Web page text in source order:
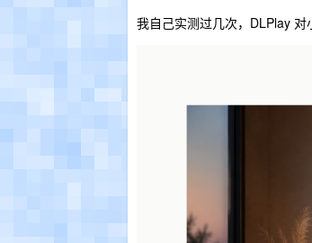
我自己实测过几次，DLPlay 对